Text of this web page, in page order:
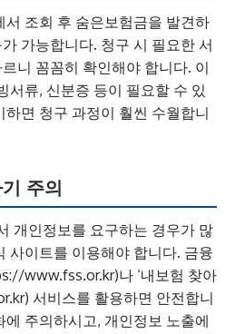
서 조회 후 숨은보험금을 발견하
가능합니다. 청구 시 필요한 서
니 꼼꼼히 확인해야 합니다. 이
서류, 신분증 등이 필요할 수 있
면 청구 과정이 훨씬 수월합니
주의
개인정보를 요구하는 경우가 많
사이트를 이용해야 합니다. 금융
www.fss.or.kr)나 ‘내보험 찾아
서비스를 활용하면 안전합니
주의하시고, 개인정보 노출에